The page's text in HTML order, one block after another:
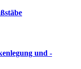
und -